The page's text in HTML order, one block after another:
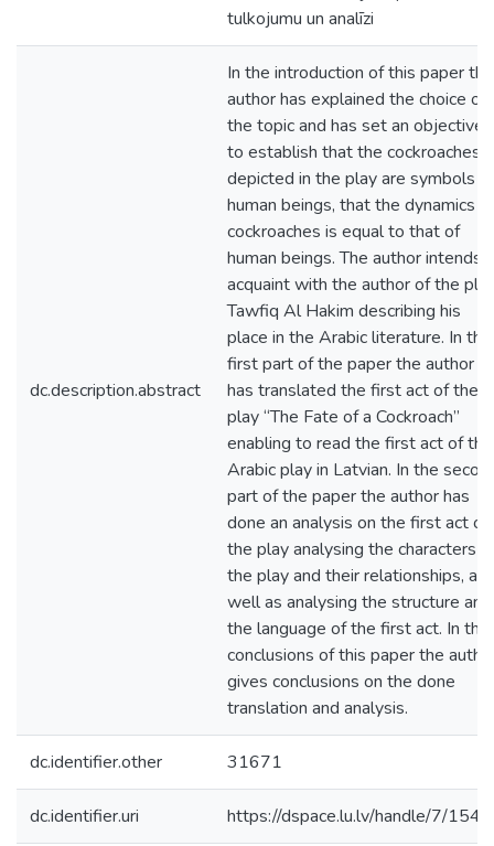
tulkojumu un analīzi
dc.description.abstract
In the introduction of this paper the
author has explained the choice of
the topic and has set an objective
to establish that the cockroaches
depicted in the play are symbols
human beings, that the dynamics of
cockroaches is equal to that of
human beings. The author intends
acquaint with the author of the
Tawfiq Al Hakim describing his
place in the Arabic literature. In the
first part of the paper the author
has translated the first act of the
play “The Fate of a Cockroach”
enabling to read the first act of this
Arabic play in Latvian. In the
part of the paper the author has
done an analysis on the first act of
the play analysing the characters
the play and their relationships, as
well as analysing the structure and
the language of the first act. In the
conclusions of this paper the
gives conclusions on the done
translation and analysis.
dc.identifier.other 31671
dc.identifier.uri https://dspace.lu.lv/handle/7/